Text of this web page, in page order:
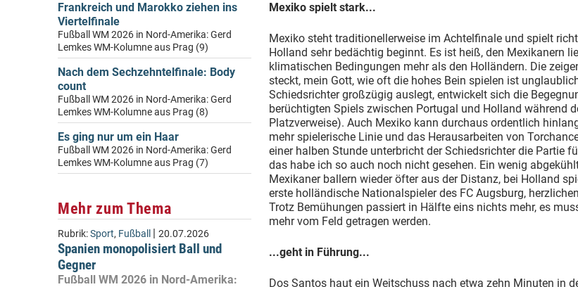
Frankreich und Marokko ziehen ins
Viertelfinale
Fußball WM 2026 in Nord-Amerika: Gerd
Lemkes WM-Kolumne aus Prag (9)
Nach dem Sechzehntelfinale: Body
count
Fußball WM 2026 in Nord-Amerika: Gerd
Lemkes WM-Kolumne aus Prag (8)
Es ging nur um ein Haar
Fußball WM 2026 in Nord-Amerika: Gerd
Lemkes WM-Kolumne aus Prag (7)
Mehr zum Thema
Rubrik:Sport, Fußball | 20.07.2026
Spanien monopolisiert Ball und
Gegner
Fußball WM 2026 in Nord-Amerika:
Mexiko spielt stark...
Mexiko steht traditionellerweise im Achtelfinale und spielt
Holland sehr bedächtig beginnt. Es ist heiß, den Mexikanern
klimatischen Bedingungen mehr als den Holländern. Die
steckt, mein Gott, wie oft die hohes Bein spielen ist
Schiedsrichter großzügig auslegt, entwickelt sich die
berüchtigten Spiels zwischen Portugal und Holland während
Platzverweise). Auch Mexiko kann durchaus ordentlich
mehr spielerische Linie und das Herausarbeiten von
einer halben Stunde unterbricht der Schiedsrichter die Partie
das habe ich so auch noch nicht gesehen. Ein wenig
Mexikaner ballern wieder öfter aus der Distanz, bei Holland
erste holländische Nationalspieler des FC Augsburg,
Trotz Bemühungen passiert in Hälfte eins nichts mehr, es
mehr vom Feld getragen werden.
...geht in Führung...
Dos Santos haut ein Weitschuss nach etwa zehn Minuten in